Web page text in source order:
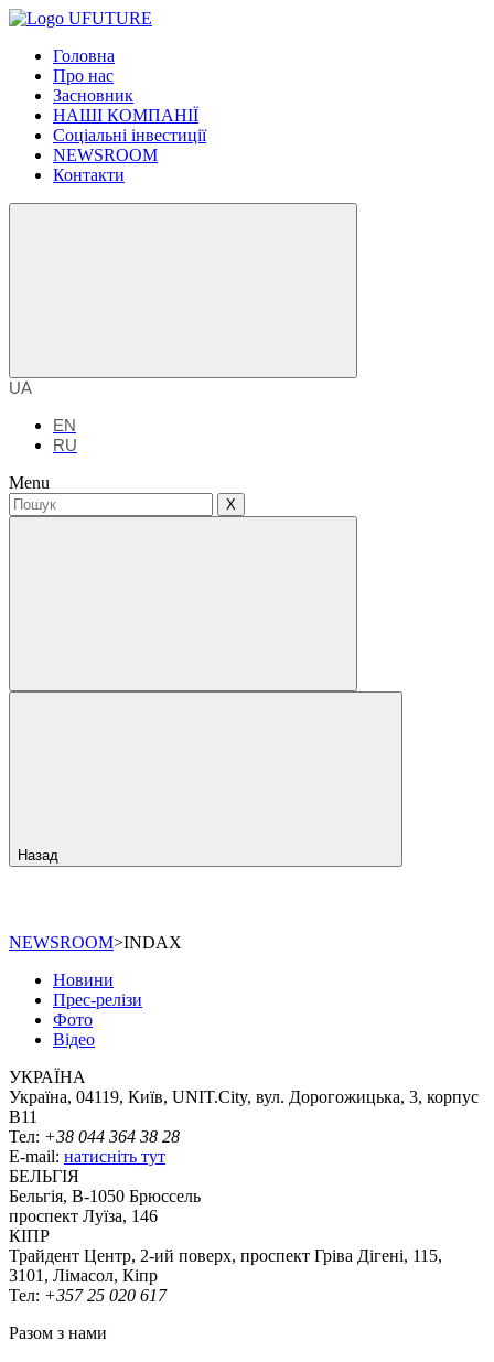
Головна
Про нас
Засновник
НАШІ КОМПАНІЇ
Соціальні інвестиції
NEWSROOM
Контакти
UA
EN
RU
Menu
X
Назад
NEWSROOM>INDAX
Новини
Прес-релізи
Фото
Відео
УКРАЇНА
Україна, 04119, Київ, UNIT.City, вул. Дорогожицька, 3, корпус
B11
Тел: +38 044 364 38 28
E-mail: натисніть тут
БЕЛЬГІЯ
Бельгія, В-1050 Брюссель
проспект Луїза, 146
КІПР
Трайдент Центр, 2-ий поверх, проспект Гріва Дігені, 115,
3101, Лімасол, Кіпр
Тел: +357 25 020 617
Разом з нами